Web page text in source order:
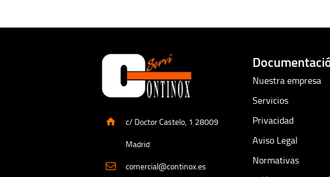
c/ Doctor Castelo, 1 28009
Madrid
comercial@continox.es
Nuestra empresa
Servicios
Privacidad
Aviso Legal
Normativas